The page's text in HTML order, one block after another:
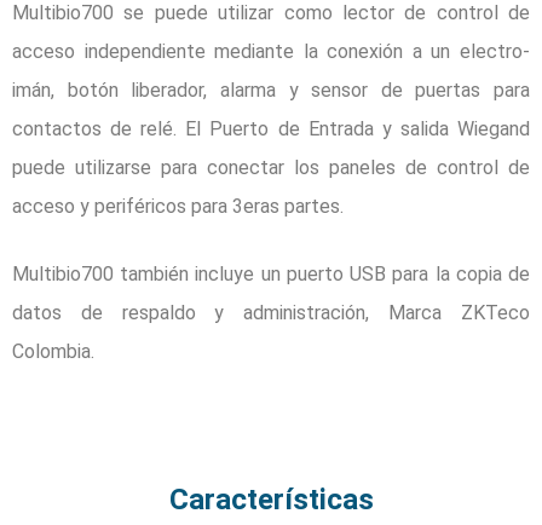
Multibio700 se puede utilizar como lector de control de
acceso independiente mediante la conexión a un electro-
imán, botón liberador, alarma y sensor de puertas para
contactos de relé. El Puerto de Entrada y salida Wiegand
puede utilizarse para conectar los paneles de control de
acceso y periféricos para 3eras partes.
Multibio700 también incluye un puerto USB para la copia de
datos de respaldo y administración, Marca ZKTeco
Colombia.
Características